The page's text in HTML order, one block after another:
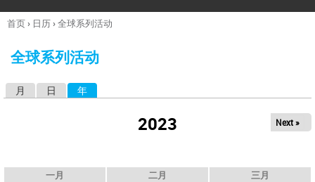
你
这
首页› 日历›全球系列活动
全球系列活动
月 日 年
2023 Next »
一月 二月 三月